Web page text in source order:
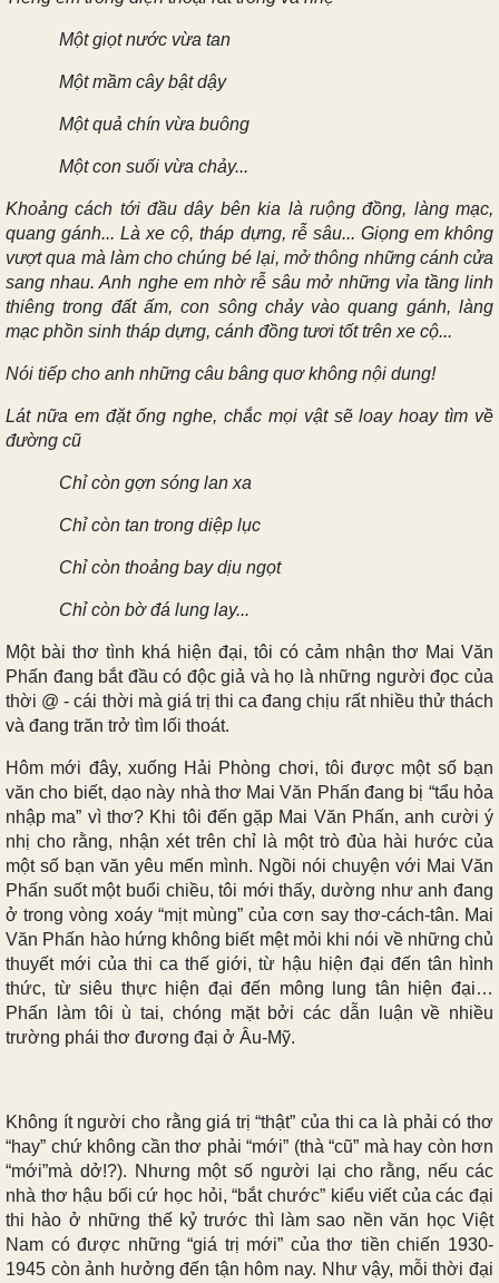
Một giọt nước vừa tan
Một mầm cây bật dậy
Một quả chín vừa buông
Một con suối vừa chảy...
Khoảng cách tới đầu dây bên kia là ruộng đồng, làng mạc,
quang gánh... Là xe cộ, tháp dựng, rễ sâu... Giọng em không
vượt qua mà làm cho chúng bé lại, mở thông những cánh cửa
sang nhau. Anh nghe em nhờ rễ sâu mở những vỉa tầng linh
thiêng trong đất ấm, con sông chảy vào quang gánh, làng
mạc phồn sinh tháp dựng, cánh đồng tươi tốt trên xe cộ...
Nói tiếp cho anh những câu bâng quơ không nội dung!
Lát nữa em đặt ống nghe, chắc mọi vật sẽ loay hoay tìm về
đường cũ
Chỉ còn gợn sóng lan xa
Chỉ còn tan trong diệp lục
Chỉ còn thoảng bay dịu ngọt
Chỉ còn bờ đá lung lay...
Một bài thơ tình khá hiện đại, tôi có cảm nhận thơ Mai Văn
Phấn đang bắt đầu có độc giả và họ là những người đọc của
thời @ - cái thời mà giá trị thi ca đang chịu rất nhiều thử thách
và đang trăn trở tìm lối thoát.
Hôm mới đây, xuống Hải Phòng chơi, tôi được một số bạn
văn cho biết, dạo này nhà thơ Mai Văn Phấn đang bị “tẩu hỏa
nhập ma” vì thơ? Khi tôi đến gặp Mai Văn Phấn, anh cười ý
nhị cho rằng, nhận xét trên chỉ là một trò đùa hài hước của
một số bạn văn yêu mến mình. Ngồi nói chuyện với Mai Văn
Phấn suốt một buổi chiều, tôi mới thấy, dường như anh đang
ở trong vòng xoáy “mịt mùng” của cơn say thơ-cách-tân. Mai
Văn Phấn hào hứng không biết mệt mỏi khi nói về những chủ
thuyết mới của thi ca thế giới, từ hậu hiện đại đến tân hình
thức, từ siêu thực hiện đại đến mông lung tân hiện đại…
Phấn làm tôi ù tai, chóng mặt bởi các dẫn luận về nhiều
trường phái thơ đương đại ở Âu-Mỹ.
Không ít người cho rằng giá trị “thật” của thi ca là phải có thơ
“hay” chứ không cần thơ phải “mới” (thà “cũ” mà hay còn hơn
“mới”mà dở!?). Nhưng một số người lại cho rằng, nếu các
nhà thơ hậu bối cứ học hỏi, “bắt chước” kiểu viết của các đại
thi hào ở những thế kỷ trước thì làm sao nền văn học Việt
Nam có được những “giá trị mới” của thơ tiền chiến 1930-
1945 còn ảnh hưởng đến tận hôm nay. Như vậy, mỗi thời đại